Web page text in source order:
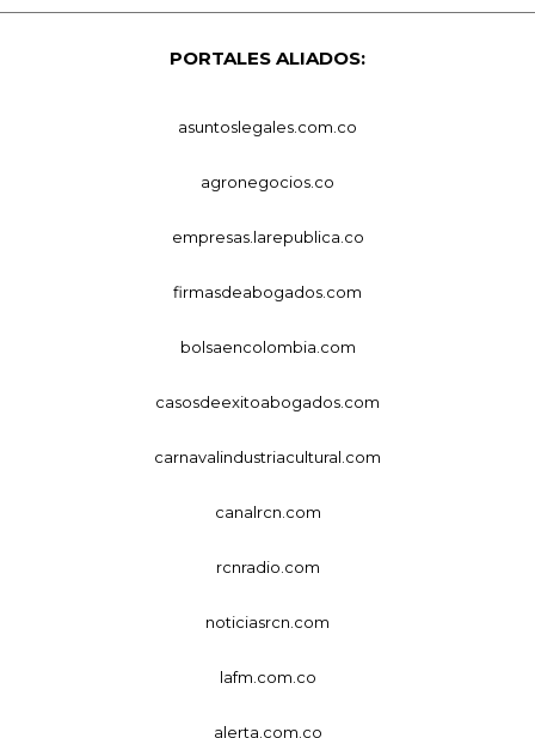
PORTALES ALIADOS:
asuntoslegales.com.co
agronegocios.co
empresas.larepublica.co
firmasdeabogados.com
bolsaencolombia.com
casosdeexitoabogados.com
carnavalindustriacultural.com
canalrcn.com
rcnradio.com
noticiasrcn.com
lafm.com.co
alerta.com.co